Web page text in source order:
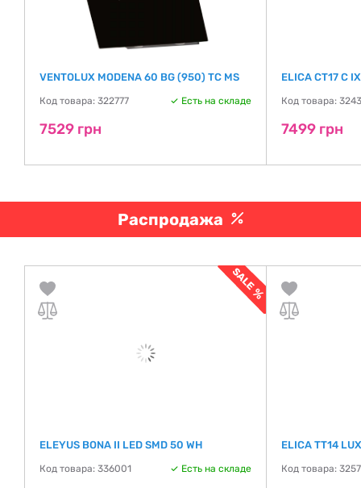
VENTOLUX MODENA 60 BG (950) TC MS
Код товара: 322777 Есть на складе
7529 грн
ELICA CT17 C
Код товара:
7499 грн
Распродажа
ELEYUS BONA II LED SMD 50 WH
Код товара: 336001 Есть на складе
ELICA TT14
Код товара: